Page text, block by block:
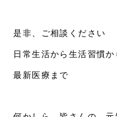
是非、ご相談ください
日常生活から生活習慣か
最新医療まで